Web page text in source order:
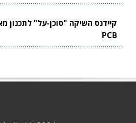
קיידנס השיקה "סוכן-על" לתכנון
PCB